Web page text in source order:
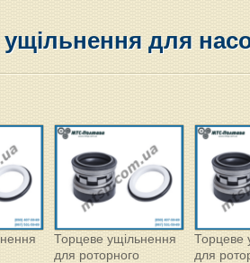
ущільнення для
Торцеве ущільнення
для роторного
Торцеве
для